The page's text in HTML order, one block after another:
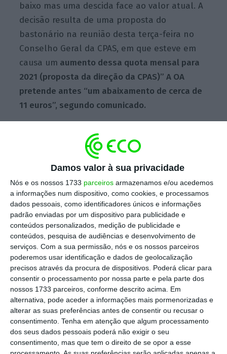
Damos valor à sua privacidade
Nós e os nossos 1733 parceiros armazenamos e/ou acedemos
a informações num dispositivo, como cookies, e processamos
dados pessoais, como identificadores únicos e informações
padrão enviadas por um dispositivo para publicidade e
conteúdos personalizados, medição de publicidade e
conteúdos, pesquisa de audiências e desenvolvimento de
serviços. Com a sua permissão, nós e os nossos parceiros
poderemos usar identificação e dados de geolocalização
precisos através da procura de dispositivos. Poderá clicar para
consentir o processamento por nossa parte e pela parte dos
nossos 1733 parceiros, conforme descrito acima. Em
alternativa, pode aceder a informações mais pormenorizadas e
alterar as suas preferências antes de consentir ou recusar o
consentimento. Tenha em atenção que algum processamento
dos seus dados pessoais poderá não exigir o seu
consentimento, mas que tem o direito de se opor a esse
baixo mas uma descida face ao valor atual. A
decisão resulta de uma proposta do
bastonário na reunião desta terça-feira no
Conselho Geral da CPAS, em que esteve em
causa um aumento dessa quota mensal para
2021 (proposta da direção da CPAS)” A OA
pretende antes “um abaixamento de cerca de
11 euros”, segundo comunicado.
Advogados vão referendar escolha do regime de
Ler Mais
Luís Menezes Leitão, que é também
presidente da Assembleia Geral da CPAS, viu a
sua proposta ser aprovada, apenas com duas
abstenções. Na base da proposta estará a
necessidade, defendida por Luís Menezes
Leitão, de “devolver a palavra” aos
advogados e aos Solicitadores face ao
impasse verificado esta terça-feira no
Conselho Geral da CPAS.
Osbeneficiários da CPAS pagam uma